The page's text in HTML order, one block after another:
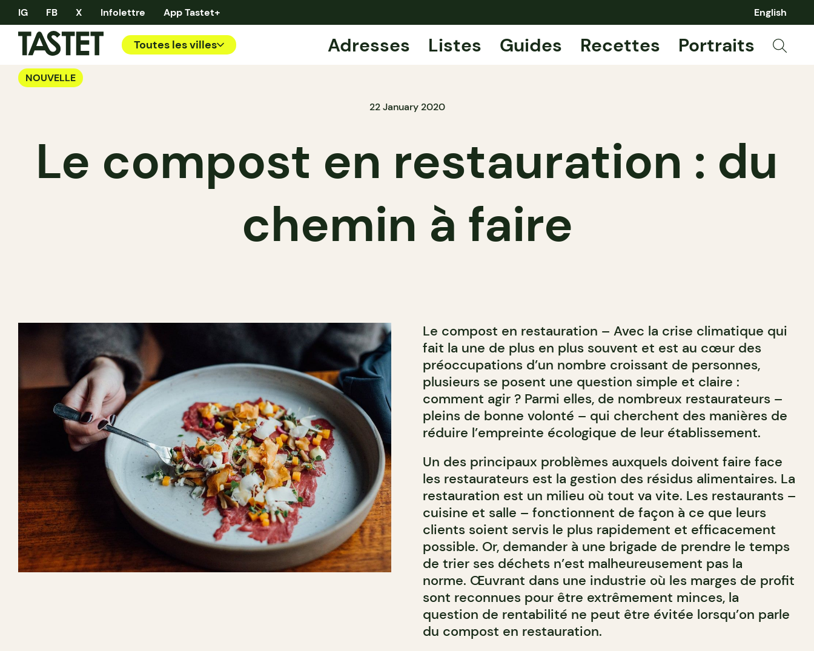
IG FB X Infolettre App Tastet+ English
Toutes les villes Adresses Listes Guides Recettes Portraits
NOUVELLE
22 January 2020
Le compost en restauration : du
chemin à faire
Le compost en restauration – Avec la crise climatique qui
fait la une de plus en plus souvent et est au cœur des
préoccupations d’un nombre croissant de personnes,
plusieurs se posent une question simple et claire :
comment agir ? Parmi elles, de nombreux restaurateurs –
pleins de bonne volonté – qui cherchent des manières de
réduire l’empreinte écologique de leur établissement.
Un des principaux problèmes auxquels doivent faire face
les restaurateurs est la gestion des résidus alimentaires. La
restauration est un milieu où tout va vite. Les restaurants –
cuisine et salle – fonctionnent de façon à ce que leurs
clients soient servis le plus rapidement et efficacement
possible. Or, demander à une brigade de prendre le temps
de trier ses déchets n’est malheureusement pas la
norme. Œuvrant dans une industrie où les marges de profit
sont reconnues pour être extrêmement minces, la
question de rentabilité ne peut être évitée lorsqu’on parle
du compost en restauration.